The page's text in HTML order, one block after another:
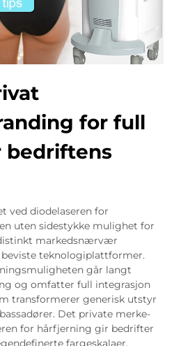
for full
bedriftens
ved diodelaseren for
uten sidestykke mulighet for
markedsnærvær
teknologiplattformer.
går langt
og omfatter full integrasjon
transformerer generisk utstyr
Det private merke-
for hårfjerning gir bedrifter
fargeskalaer,